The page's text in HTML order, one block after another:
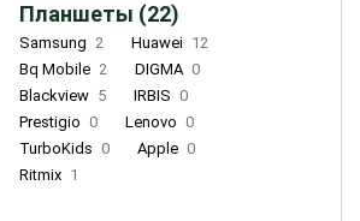
Планшеты (22)
Samsung 2 Huawei 12
Bq Mobile 2 DIGMA 0
Blackview 5 IRBIS 0
Prestigio 0 Lenovo 0
TurboKids 0 Apple 0
Ritmix 1